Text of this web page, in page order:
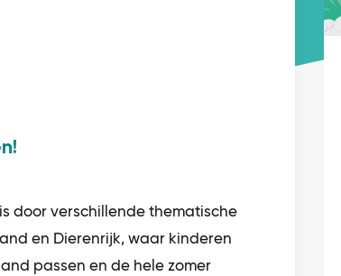
door verschillende thematische
en Dierenrijk, waar kinderen
passen en de hele zomer